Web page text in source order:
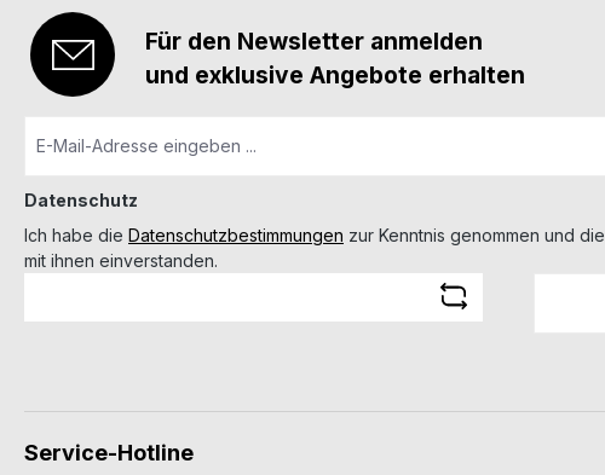
Für den Newsletter anmelden
und exklusive Angebote erhalten
Datenschutz
Ich habe die Datenschutzbestimmungen zur Kenntnis genommen und die
mit ihnen einverstanden.
Service-Hotline